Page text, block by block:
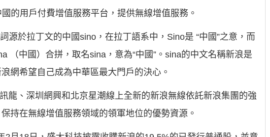
的用戶付費增值服務平台，提供無線增值服務。
源於拉丁文的中國sino，在拉丁語系中，Sino是 “中國”之意，而
（中國）合拼，取名sina，意為“中國”。sina的中文名稱新浪是
網希望自己成為中華區最大門戶的決心。
龍、深圳網興和北京星潮線上全新的新浪無線依託新浪集團的強
持在無線增值服務領域的領軍地位的優勢資源。